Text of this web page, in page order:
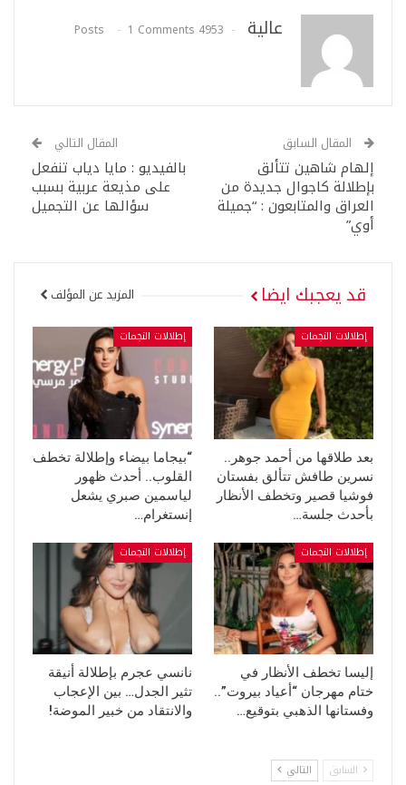
عالية 4953 Posts
1 Comments
المقال السابق
إلهام شاهين تتألق
بإطلالة كاجوال جديدة من
العراق والمتابعون : “جميلة
أوي”
المقال التالي
بالفيديو : مايا دياب تنفعل
على مذيعة عربية بسبب
سؤالها عن التجميل
قد يعجبك ايضا المزيد عن المؤلف
إطلالات النجمات
بعد طلاقها من أحمد جوهر..
نسرين طافش تتألق بفستان
فوشيا قصير وتخطف الأنظار
بأحدث جلسة…
إطلالات النجمات
“بيجاما بيضاء وإطلالة تخطف
القلوب.. أحدث ظهور
لياسمين صبري يشعل
إنستغرام…
إطلالات النجمات
إليسا تخطف الأنظار في
ختام مهرجان “أعياد بيروت”..
وفستانها الذهبي بتوقيع…
إطلالات النجمات
نانسي عجرم بإطلالة أنيقة
تثير الجدل… بين الإعجاب
والانتقاد من خبير الموضة!
السابق التالي